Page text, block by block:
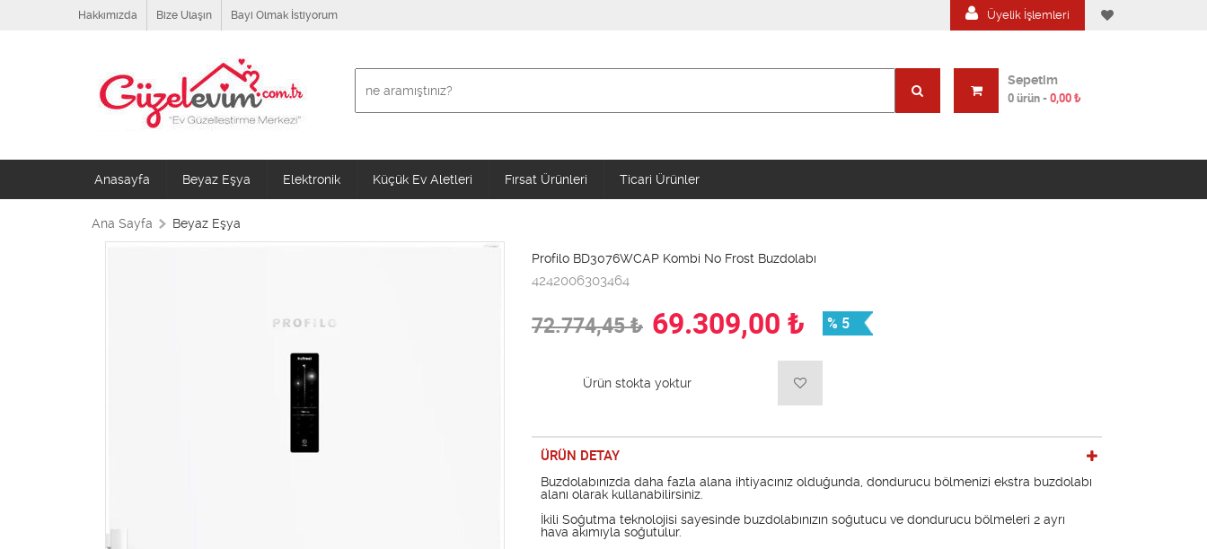
Hakkımızda Bize Ulaşın Bayi Olmak İstiyorum Üyelik İşlemleri
Sepetim
0 ürün - 0,00 ₺
Anasayfa Beyaz Eşya Elektronik Küçük Ev Aletleri Fırsat Ürünleri Ticari Ürünler
Ana Sayfa Beyaz Eşya
Profilo BD3076WCAP Kombi No Frost Buzdolabı
4242006303464
72.774,45₺ 69.309,00 ₺ % 5
Ürün stokta yoktur
ÜRÜN DETAY
Buzdolabınızda daha fazla alana ihtiyacınız olduğunda, dondurucu bölmenizi ekstra buzdolabı
alanı olarak kullanabilirsiniz.
İkili Soğutma teknolojisi sayesinde buzdolabınızın soğutucu ve dondurucu bölmeleri 2 ayrı
hava akımıyla soğutulur.